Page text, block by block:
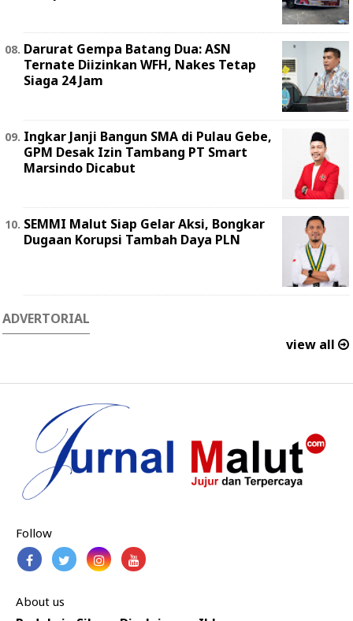
Darurat Gempa Batang Dua: ASN
Ternate Diizinkan WFH, Nakes Tetap
Siaga 24 Jam
Ingkar Janji Bangun SMA di Pulau Gebe,
GPM Desak Izin Tambang PT Smart
Marsindo Dicabut
SEMMI Malut Siap Gelar Aksi, Bongkar
Dugaan Korupsi Tambah Daya PLN
ADVERTORIAL
view all
Follow
About us